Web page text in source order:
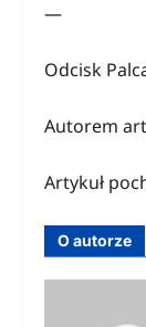
—
Odcisk
Autorem
Artykuł
O autorze